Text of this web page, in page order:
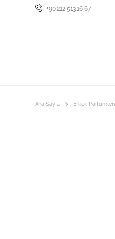
+90 212 513 16 67
Ana Sayfa Erkek Parfümleri